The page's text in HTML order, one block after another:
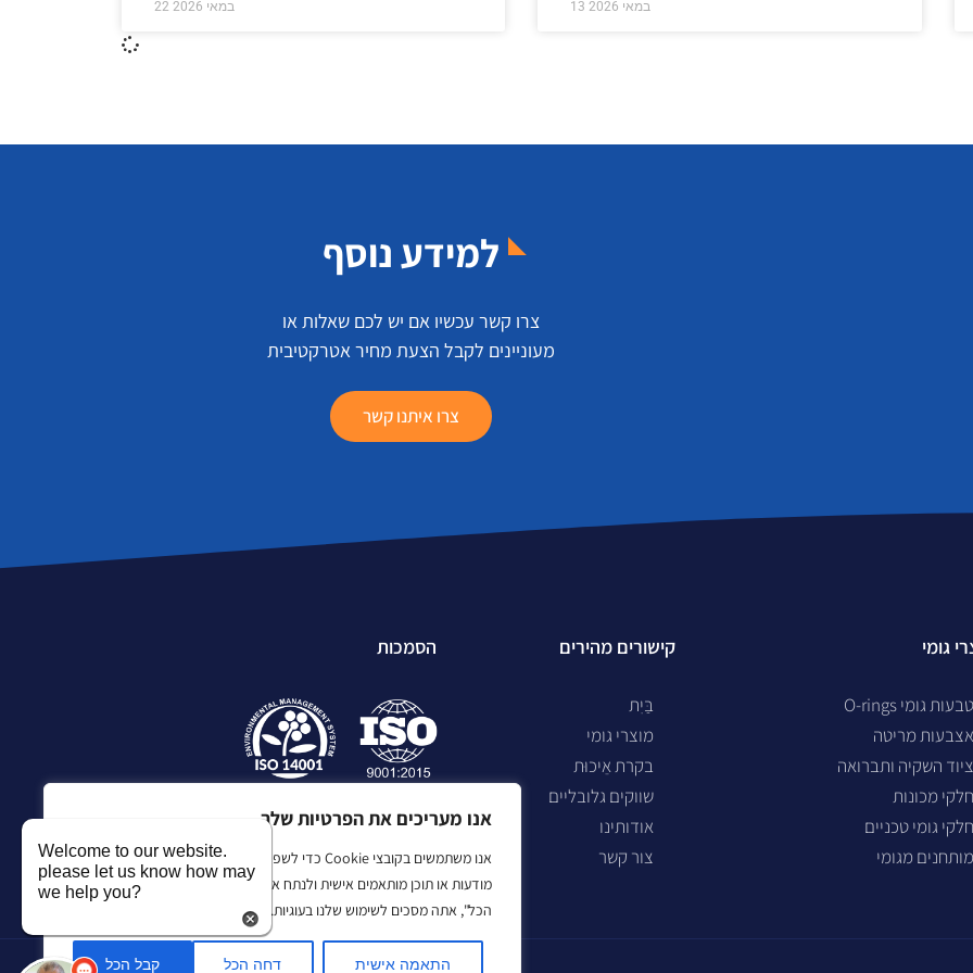
אנו מעריכים את הפרטיות שלך
אנו משתמשים בקובצי Cookie כדי לשפר את חווית הגלישה שלך, להציג
מודעות או תוכן מותאמים אישית ולנתח את התנועה שלנו. בלחיצה על "קבל
הכל", אתה מסכים לשימוש שלנו בעוגיות.
התאמה אישית דחה הכל קבל הכל
22 במאי 2026 13 במאי 2026
למידע נוסף
צרו קשר עכשיו אם יש לכם שאלות או
מעוניינים לקבל הצעת מחיר אטרקטיבית
צרו איתנו קשר
גומי
טבעות גומי O-rings
אצבעות מריטה
ציוד השקיה ותברואה
חלקי מכונות
חלקי גומי טכניים
מותחנים מגומי
קישורים מהירים
בַּיִת
מוצרי גומי
בקרת אֵיכוּת
שווקים גלובליים
אודותינו
צור קשר
הסמכות
Welcome to our website.
please let us know how may
we help you?